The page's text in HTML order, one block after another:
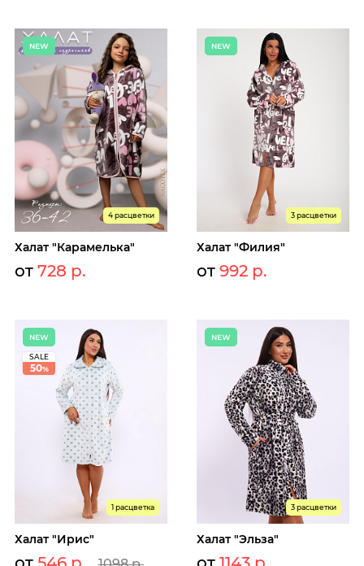
4 расцветки
Халат "Карамелька"
от 728 р.
3 расцветки
Халат "Филия"
от 992 р.
SALE
50%
1 расцветка
Халат "Ирис"
3 расцветки
Халат "Эльза"